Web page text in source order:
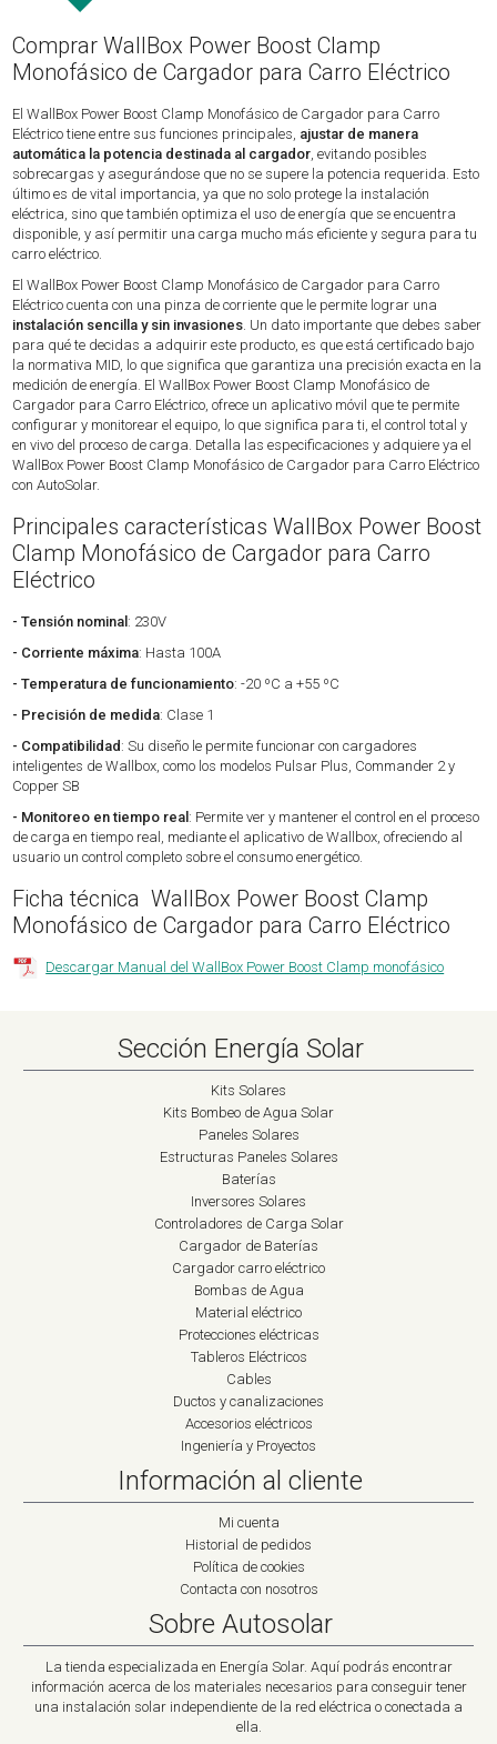
Comprar WallBox Power Boost Clamp
Monofásico de Cargador para Carro Eléctrico
El WallBox Power Boost Clamp Monofásico de Cargador para Carro
Eléctrico tiene entre sus funciones principales, ajustar de manera
automática la potencia destinada al cargador , evitando posibles
sobrecargas y asegurándose que no se supere la potencia requerida. Esto
último es de vital importancia, ya que no solo protege la instalación
eléctrica, sino que también optimiza el uso de energía que se encuentra
disponible, y así permitir una carga mucho más eficiente y segura para tu
carro eléctrico.
El WallBox Power Boost Clamp Monofásico de Cargador para Carro
Eléctrico cuenta con una pinza de corriente que le permite lograr una
instalación sencilla y sin invasiones . Un dato importante que debes saber
para qué te decidas a adquirir este producto, es que está certificado bajo
la normativa MID, lo que significa que garantiza una precisión exacta en la
medición de energía. El WallBox Power Boost Clamp Monofásico de
Cargador para Carro Eléctrico, ofrece un aplicativo móvil que te permite
configurar y monitorear el equipo, lo que significa para ti, el control total y
en vivo del proceso de carga. Detalla las especificaciones y adquiere ya el
WallBox Power Boost Clamp Monofásico de Cargador para Carro Eléctrico
con AutoSolar.
Principales características WallBox Power Boost
Clamp Monofásico de Cargador para Carro
Eléctrico
- Tensión nominal : 230V
- Corriente máxima: Hasta 100A
- Temperatura de funcionamiento: -20 ºC a +55 ºC
- Precisión de medida: Clase 1
- Compatibilidad : Su diseño le permite funcionar con cargadores
inteligentes de Wallbox, como los modelos Pulsar Plus, Commander 2 y
Copper SB
- Monitoreo en tiempo real : Permite ver y mantener el control en el proceso
de carga en tiempo real, mediante el aplicativo de Wallbox, ofreciendo al
usuario un control completo sobre el consumo energético.
Ficha técnica WallBox Power Boost Clamp
Monofásico de Cargador para Carro Eléctrico
Descargar Manual del WallBox Power Boost Clamp monofásico
Sección Energía Solar
Kits Solares
Kits Bombeo de Agua Solar
Paneles Solares
Estructuras Paneles Solares
Baterías
Inversores Solares
Controladores de Carga Solar
Cargador de Baterías
Cargador carro eléctrico
Bombas de Agua
Material eléctrico
Protecciones eléctricas
Tableros Eléctricos
Cables
Ductos y canalizaciones
Accesorios eléctricos
Ingeniería y Proyectos
Información al cliente
Mi cuenta
Historial de pedidos
Política de cookies
Contacta con nosotros
Sobre Autosolar
La tienda especializada en Energía Solar. Aquí podrás encontrar
información acerca de los materiales necesarios para conseguir tener
una instalación solar independiente de la red eléctrica o conectada a
ella.